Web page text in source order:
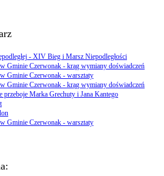
- XIV Bieg i Marsz Niepodległości
Gminie Czerwonak - krąg wymiany doświadczeń
Gminie Czerwonak - warsztaty
Gminie Czerwonak - krąg wymiany doświadczeń
Marka Grechuty i Jana Kantego
Gminie Czerwonak - warsztaty